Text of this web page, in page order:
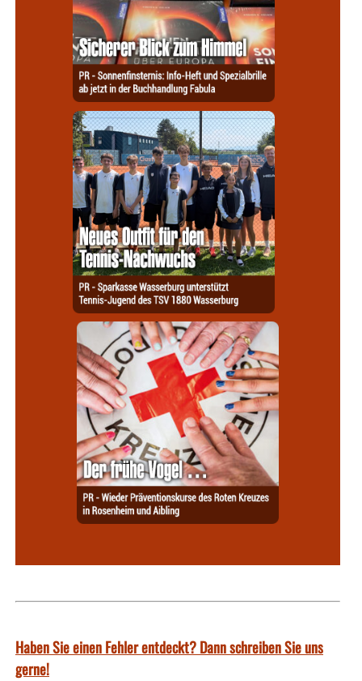
Haben Sie einen Fehler entdeckt? Dann schreiben Sie uns
gerne!